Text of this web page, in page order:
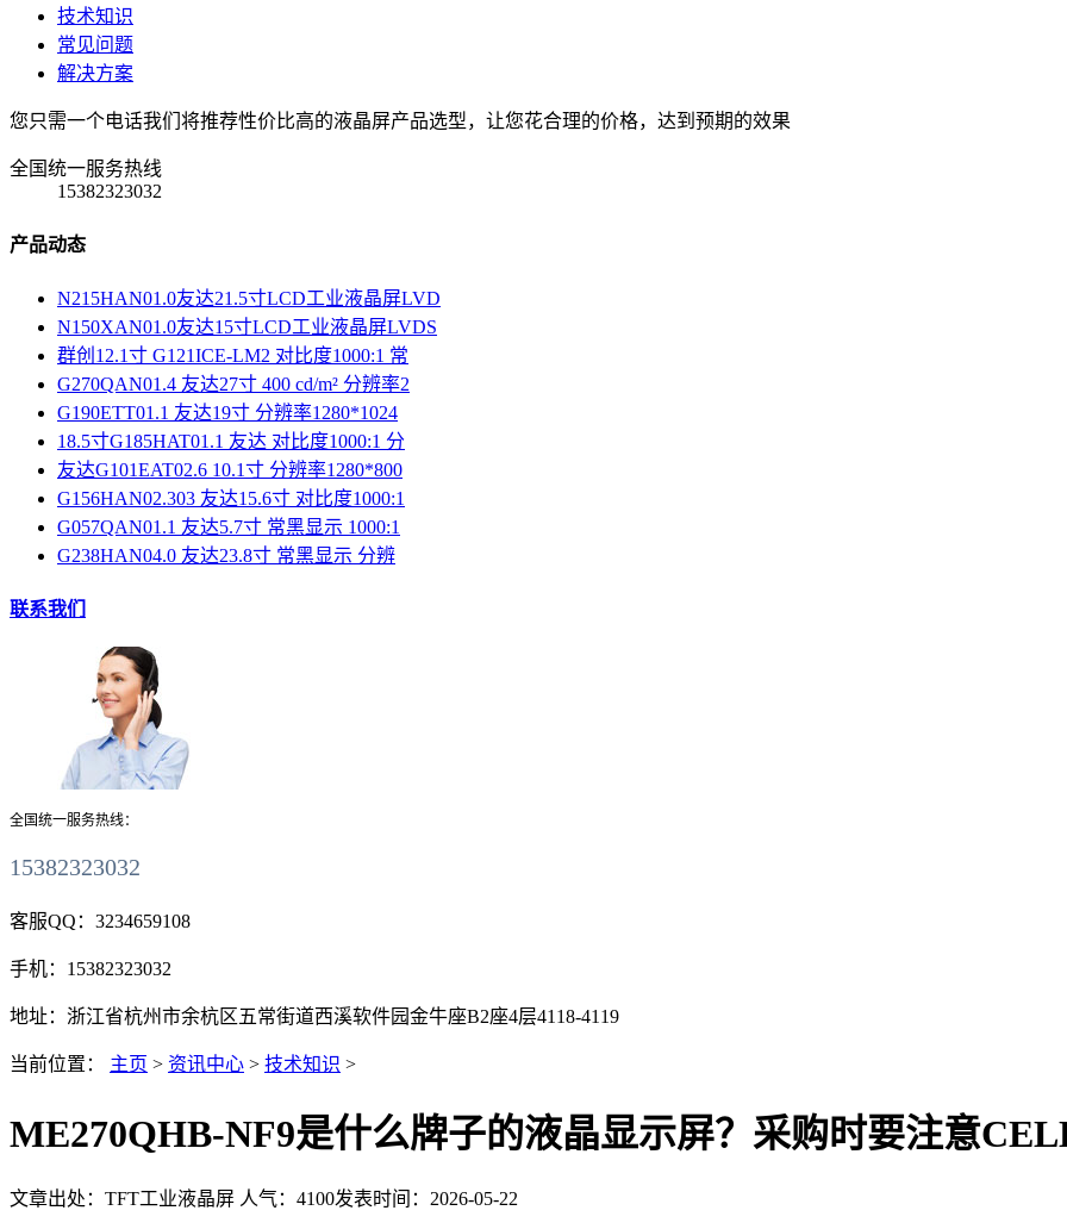
技术知识
常见问题
解决方案
您只需一个电话我们将推荐性价比高的液晶屏产品选型，让您花合理的价格，达到预期的效果
全国统一服务热线
15382323032
产品动态
N215HAN01.0友达21.5寸LCD工业液晶屏LVD
N150XAN01.0友达15寸LCD工业液晶屏LVDS
群创12.1寸 G121ICE-LM2 对比度1000:1 常
G270QAN01.4 友达27寸 400 cd/m² 分辨率2
G190ETT01.1 友达19寸 分辨率1280*1024
18.5寸G185HAT01.1 友达 对比度1000:1 分
友达G101EAT02.6 10.1寸 分辨率1280*800
G156HAN02.303 友达15.6寸 对比度1000:1
G057QAN01.1 友达5.7寸 常黑显示 1000:1
G238HAN04.0 友达23.8寸 常黑显示 分辨
联系我们
全国统一服务热线：
15382323032
客服QQ： 3234659108
手机： 15382323032
地址： 浙江省杭州市余杭区五常街道西溪软件园金牛座B2座4层4118-4119
当前位置： 主页 > 资讯中心 > 技术知识 >
ME270QHB-NF9是什么牌子的液晶显示屏？采购时要注意
文章出处：TFT工业液晶屏 人气： 4100发表时间：2026-05-22